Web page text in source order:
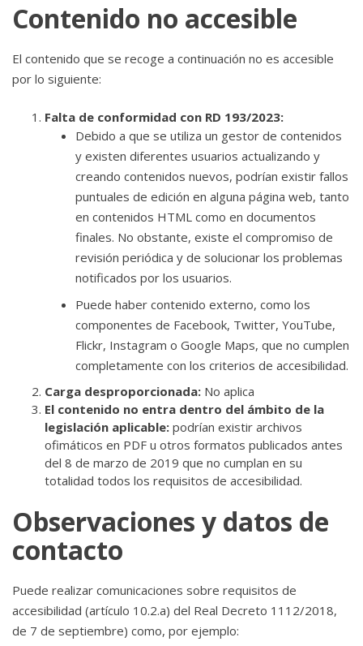
Contenido no accesible
El contenido que se recoge a continuación no es accesible
por lo siguiente:
Falta de conformidad con RD 193/2023:
Debido a que se utiliza un gestor de contenidos
y existen diferentes usuarios actualizando y
creando contenidos nuevos, podrían existir fallos
puntuales de edición en alguna página web, tanto
en contenidos HTML como en documentos
finales. No obstante, existe el compromiso de
revisión periódica y de solucionar los problemas
notificados por los usuarios.
Puede haber contenido externo, como los
componentes de Facebook, Twitter, YouTube,
Flickr, Instagram o Google Maps, que no cumplen
completamente con los criterios de accesibilidad.
Carga desproporcionada: No aplica
El contenido no entra dentro del ámbito de la
legislación aplicable: podrían existir archivos
ofimáticos en PDF u otros formatos publicados antes
del 8 de marzo de 2019 que no cumplan en su
totalidad todos los requisitos de accesibilidad.
Observaciones y datos de
contacto
Puede realizar comunicaciones sobre requisitos de
accesibilidad (artículo 10.2.a) del Real Decreto 1112/2018,
de 7 de septiembre) como, por ejemplo: